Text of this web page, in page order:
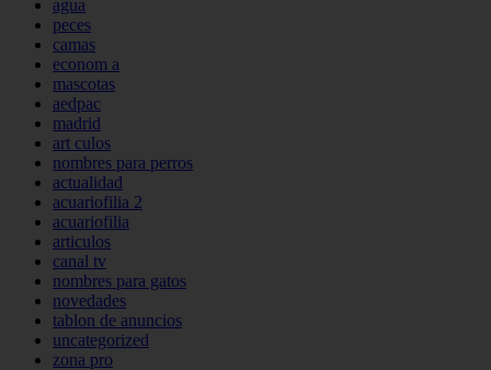
agua
peces
camas
econom a
mascotas
aedpac
madrid
art culos
nombres para perros
actualidad
acuariofilia 2
acuariofilia
articulos
canal tv
nombres para gatos
novedades
tablon de anuncios
uncategorized
zona pro